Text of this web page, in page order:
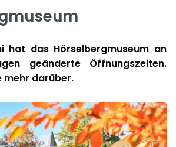
hat das Hörselbergmuseum an
geänderte Öffnungszeiten.
mehr darüber.